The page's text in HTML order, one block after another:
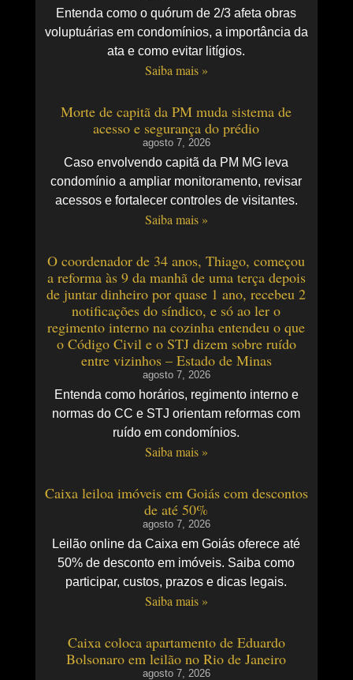
Entenda como o quórum de 2/3 afeta obras
voluptuárias em condomínios, a importância da
ata e como evitar litígios.
Saiba mais »
Morte de capitã da PM muda sistema de
acesso e segurança do prédio
agosto 7, 2026
Caso envolvendo capitã da PM MG leva
condomínio a ampliar monitoramento, revisar
acessos e fortalecer controles de visitantes.
Saiba mais »
O coordenador de 34 anos, Thiago, começou
a reforma às 9 da manhã de uma terça depois
de juntar dinheiro por quase 1 ano, recebeu 2
notificações do síndico, e só ao ler o
regimento interno na cozinha entendeu o que
o Código Civil e o STJ dizem sobre ruído
entre vizinhos – Estado de Minas
agosto 7, 2026
Entenda como horários, regimento interno e
normas do CC e STJ orientam reformas com
ruído em condomínios.
Saiba mais »
Caixa leiloa imóveis em Goiás com descontos
de até 50%
agosto 7, 2026
Leilão online da Caixa em Goiás oferece até
50% de desconto em imóveis. Saiba como
participar, custos, prazos e dicas legais.
Saiba mais »
Caixa coloca apartamento de Eduardo
Bolsonaro em leilão no Rio de Janeiro
agosto 7, 2026